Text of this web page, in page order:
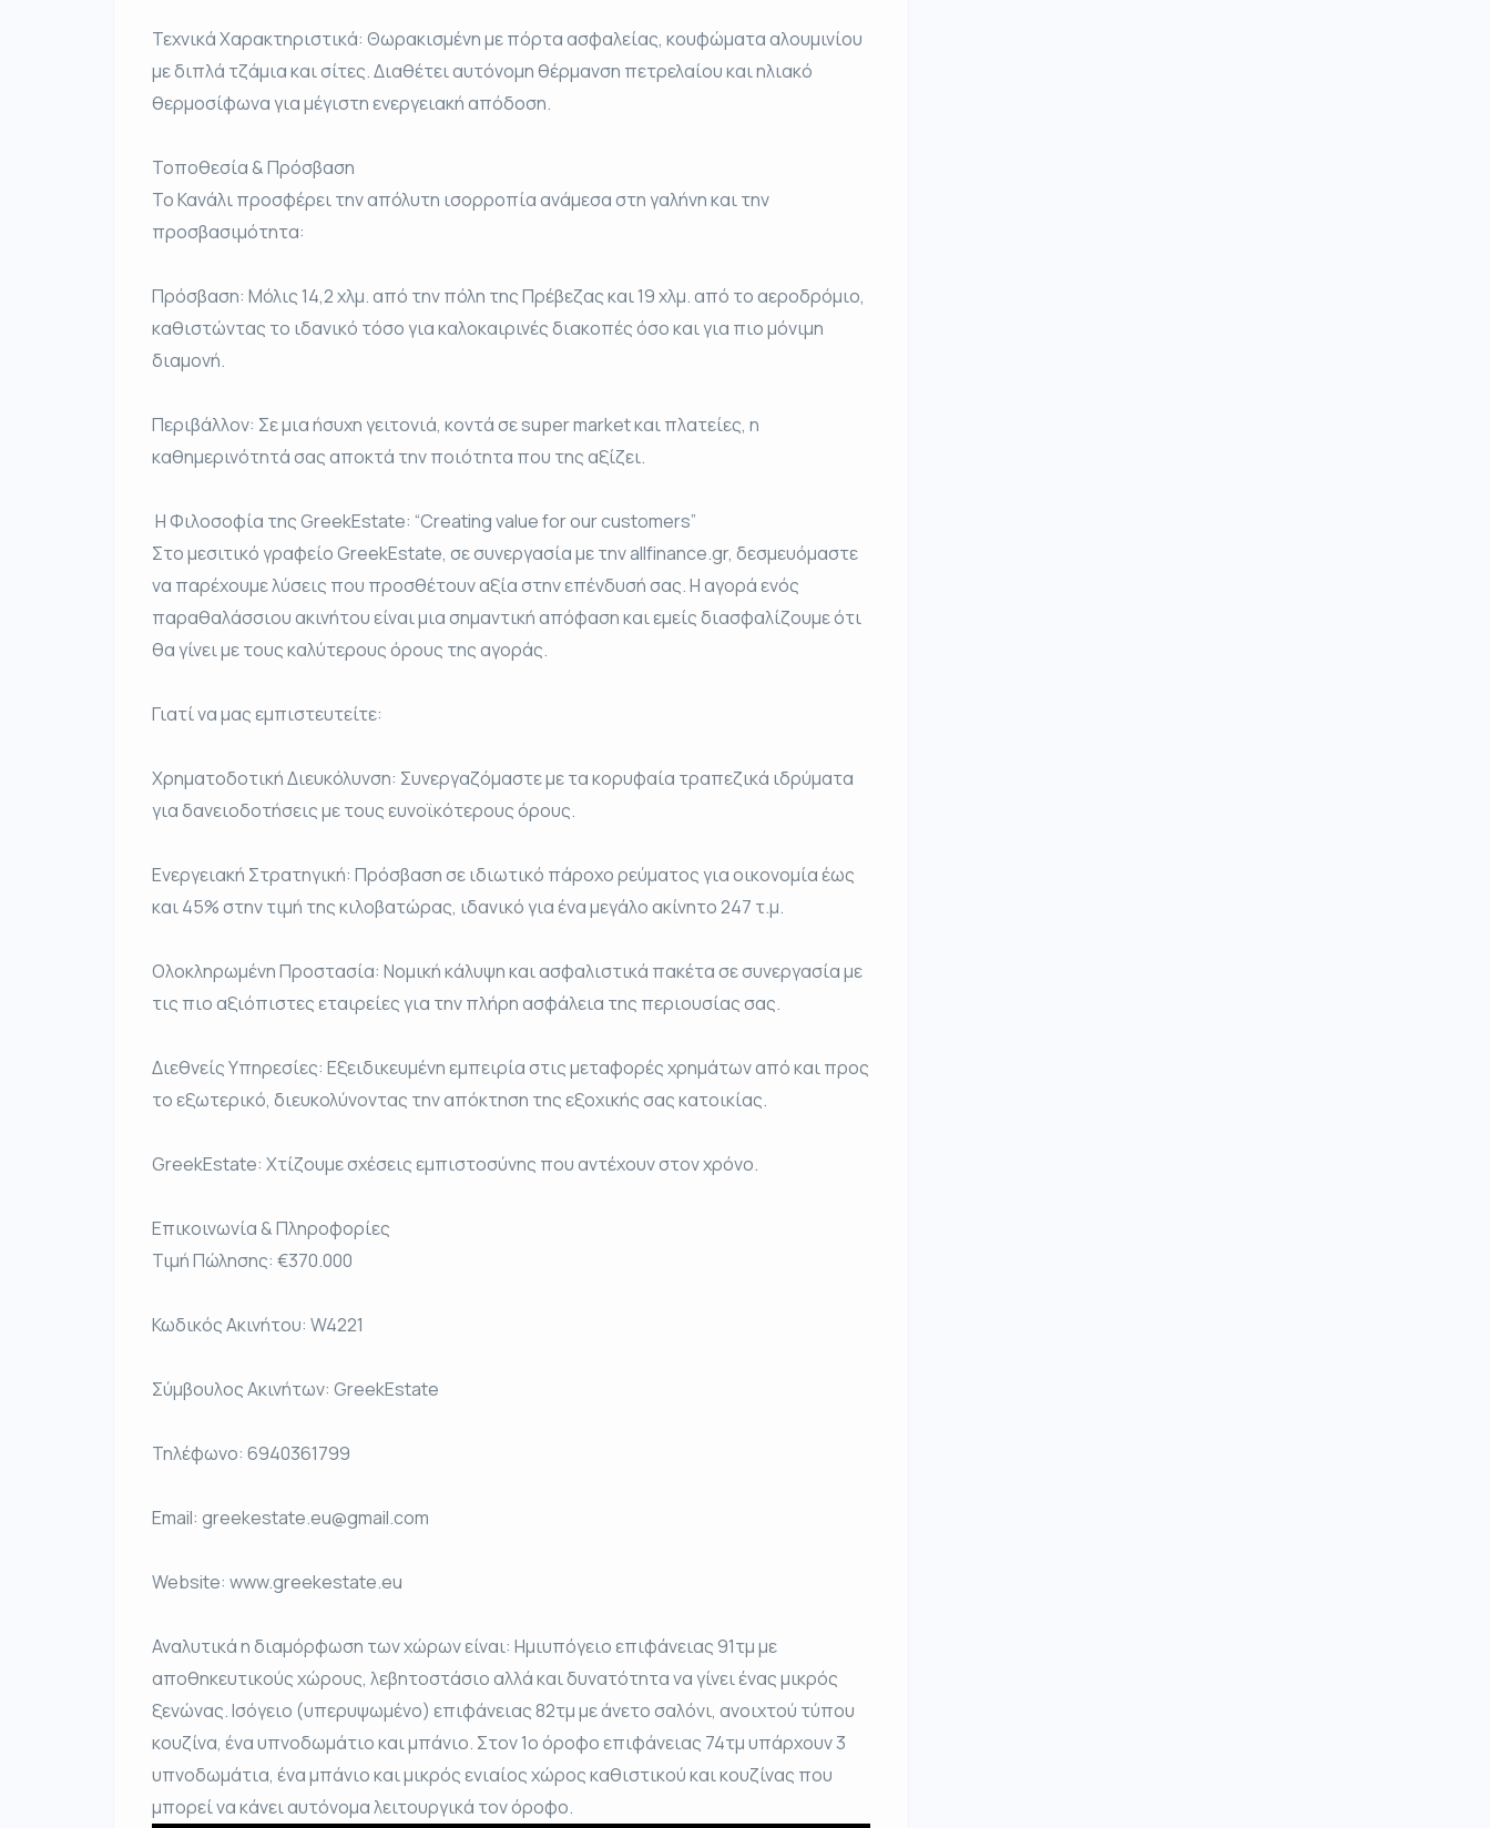
Τεχνικά Χαρακτηριστικά: Θωρακισμένη με πόρτα ασφαλείας, κουφώματα αλουμινίου
με διπλά τζάμια και σίτες. Διαθέτει αυτόνομη θέρμανση πετρελαίου και ηλιακό
θερμοσίφωνα για μέγιστη ενεργειακή απόδοση.
Τοποθεσία & Πρόσβαση
Το Κανάλι προσφέρει την απόλυτη ισορροπία ανάμεσα στη γαλήνη και την
προσβασιμότητα:
Πρόσβαση: Μόλις 14,2 χλμ. από την πόλη της Πρέβεζας και 19 χλμ. από το αεροδρόμιο,
καθιστώντας το ιδανικό τόσο για καλοκαιρινές διακοπές όσο και για πιο μόνιμη
διαμονή.
Περιβάλλον: Σε μια ήσυχη γειτονιά, κοντά σε super market και πλατείες, η
καθημερινότητά σας αποκτά την ποιότητα που της αξίζει.
️ Η Φιλοσοφία της GreekEstate: “Creating value for our customers”
Στο μεσιτικό γραφείο GreekEstate, σε συνεργασία με την allfinance.gr, δεσμευόμαστε
να παρέχουμε λύσεις που προσθέτουν αξία στην επένδυσή σας. Η αγορά ενός
παραθαλάσσιου ακινήτου είναι μια σημαντική απόφαση και εμείς διασφαλίζουμε ότι
θα γίνει με τους καλύτερους όρους της αγοράς.
Γιατί να μας εμπιστευτείτε:
Χρηματοδοτική Διευκόλυνση: Συνεργαζόμαστε με τα κορυφαία τραπεζικά ιδρύματα
για δανειοδοτήσεις με τους ευνοϊκότερους όρους.
Ενεργειακή Στρατηγική: Πρόσβαση σε ιδιωτικό πάροχο ρεύματος για οικονομία έως
και 45% στην τιμή της κιλοβατώρας, ιδανικό για ένα μεγάλο ακίνητο 247 τ.μ.
Ολοκληρωμένη Προστασία: Νομική κάλυψη και ασφαλιστικά πακέτα σε συνεργασία με
τις πιο αξιόπιστες εταιρείες για την πλήρη ασφάλεια της περιουσίας σας.
Διεθνείς Υπηρεσίες: Εξειδικευμένη εμπειρία στις μεταφορές χρημάτων από και προς
το εξωτερικό, διευκολύνοντας την απόκτηση της εξοχικής σας κατοικίας.
GreekEstate: Χτίζουμε σχέσεις εμπιστοσύνης που αντέχουν στον χρόνο.
Επικοινωνία & Πληροφορίες
Τιμή Πώλησης: €370.000
Κωδικός Ακινήτου: W4221
Σύμβουλος Ακινήτων: GreekEstate
Τηλέφωνο: 6940361799
Email: greekestate.eu@gmail.com
Website: www.greekestate.eu
Αναλυτικά η διαμόρφωση των χώρων είναι: Ημιυπόγειο επιφάνειας 91τμ με
αποθηκευτικούς χώρους, λεβητοστάσιο αλλά και δυνατότητα να γίνει ένας μικρός
ξενώνας. Ισόγειο (υπερυψωμένο) επιφάνειας 82τμ με άνετο σαλόνι, ανοιχτού τύπου
κουζίνα, ένα υπνοδωμάτιο και μπάνιο. Στον 1ο όροφο επιφάνειας 74τμ υπάρχουν 3
υπνοδωμάτια, ένα μπάνιο και μικρός ενιαίος χώρος καθιστικού και κουζίνας που
μπορεί να κάνει αυτόνομα λειτουργικά τον όροφο.